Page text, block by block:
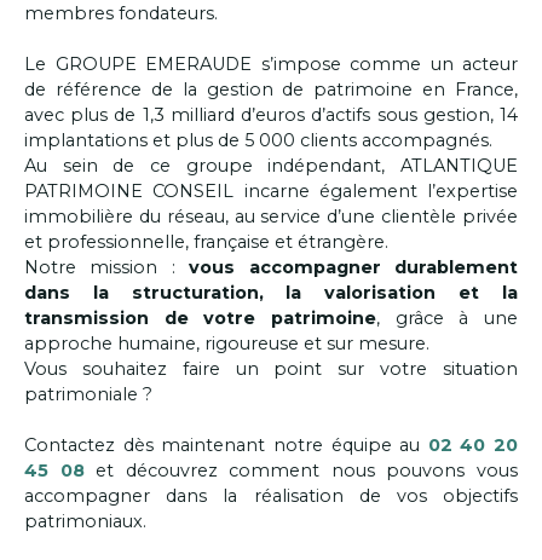
membres fondateurs.
Le GROUPE EMERAUDE s’impose comme un acteur
de référence de la gestion de patrimoine en France,
avec plus de 1,3 milliard d’euros d’actifs sous gestion, 14
implantations et plus de 5 000 clients accompagnés.
Au sein de ce groupe indépendant, ATLANTIQUE
PATRIMOINE CONSEIL incarne également l’expertise
immobilière du réseau, au service d’une clientèle privée
et professionnelle, française et étrangère.
Notre mission :vous accompagner durablement
dans la structuration, la valorisation et la
transmission de votre patrimoine, grâce à une
approche humaine, rigoureuse et sur mesure.
Vous souhaitez faire un point sur votre situation
patrimoniale ?
Contactez dès maintenant notre équipe au 02 40 20
45 08 et découvrez comment nous pouvons vous
accompagner dans la réalisation de vos objectifs
patrimoniaux.